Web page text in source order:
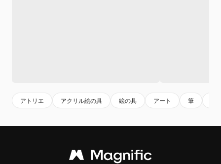
アトリエ アクリル絵の具 絵の具 アート 筆